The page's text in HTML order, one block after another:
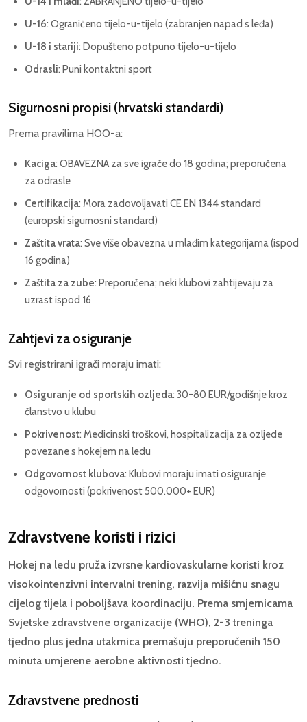
U-16: Ograničeno tijelo-u-tijelo (zabranjen napad s leđa)
U-18 i stariji: Dopušteno potpuno tijelo-u-tijelo
Odrasli: Puni kontaktni sport
Sigurnosni propisi (hrvatski standardi)
Prema pravilima HOO-a:
Kaciga: OBAVEZNA za sve igrače do 18 godina; preporučena
za odrasle
Certifikacija: Mora zadovoljavati CE EN 1344 standard
(europski sigurnosni standard)
Zaštita vrata: Sve više obavezna u mlađim kategorijama (ispod
16 godina)
Zaštita za zube: Preporučena; neki klubovi zahtijevaju za
uzrast ispod 16
Zahtjevi za osiguranje
Svi registrirani igrači moraju imati:
Osiguranje od sportskih ozljeda: 30-80 EUR/godišnje kroz
članstvo u klubu
Pokrivenost: Medicinski troškovi, hospitalizacija za ozljede
povezane s hokejem na ledu
Odgovornost klubova: Klubovi moraju imati osiguranje
odgovornosti (pokrivenost 500.000+ EUR)
Zdravstvene koristi i rizici
Hokej na ledu pruža izvrsne kardiovaskularne koristi kroz
visokointenzivni intervalni trening, razvija mišićnu snagu
cijelog tijela i poboljšava koordinaciju. Prema smjernicama
Svjetske zdravstvene organizacije (WHO), 2-3 treninga
tjedno plus jedna utakmica premašuju preporučenih 150
minuta umjerene aerobne aktivnosti tjedno.
Zdravstvene prednosti